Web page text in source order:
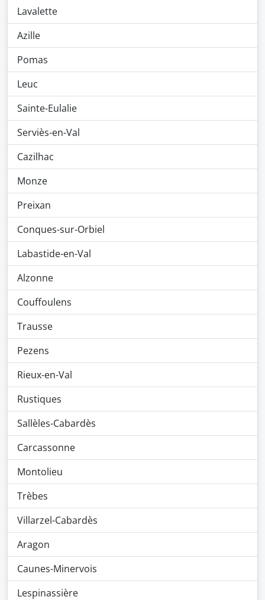
Lavalette
Azille
Pomas
Leuc
Sainte-Eulalie
Serviès-en-Val
Cazilhac
Monze
Preixan
Conques-sur-Orbiel
Labastide-en-Val
Alzonne
Couffoulens
Trausse
Pezens
Rieux-en-Val
Rustiques
Sallèles-Cabardès
Carcassonne
Montolieu
Trèbes
Villarzel-Cabardès
Aragon
Caunes-Minervois
Lespinassière